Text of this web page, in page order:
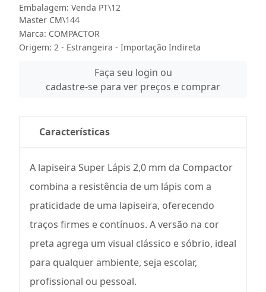
Embalagem: Venda PT\12
Master CM\144
Marca: COMPACTOR
Origem: 2 - Estrangeira - Importação Indireta
Faça seu login ou
cadastre-se para ver preços e comprar
Características
A lapiseira Super Lápis 2,0 mm da Compactor
combina a resistência de um lápis com a
praticidade de uma lapiseira, oferecendo
traços firmes e contínuos. A versão na cor
preta agrega um visual clássico e sóbrio, ideal
para qualquer ambiente, seja escolar,
profissional ou pessoal.